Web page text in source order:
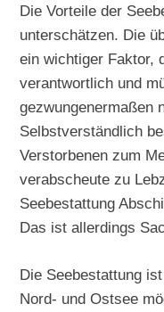
Die Vorteile der
unterschätzen. Die
ein wichtiger Faktor,
verantwortlich und
gezwungenermaßen
Selbstverständlich
Verstorbenen zum
verabscheute zu
Seebestattung
Das ist allerdings
Die Seebestattung
Nord- und Ostsee